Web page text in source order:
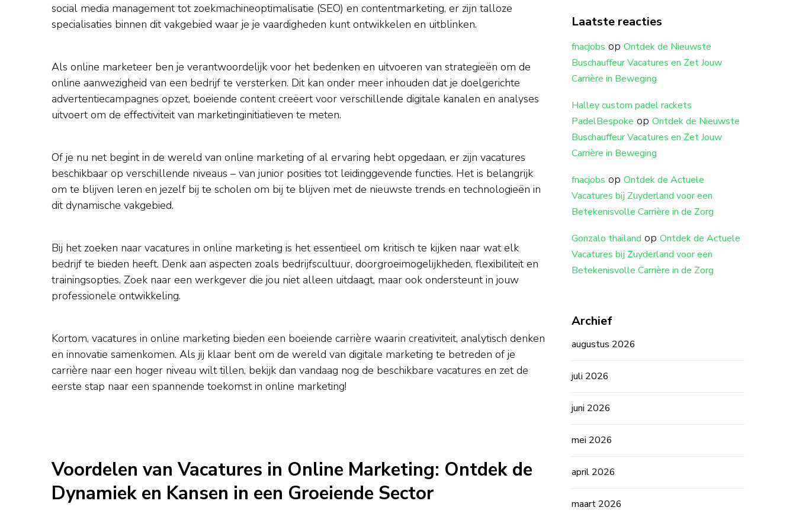
social media management tot zoekmachineoptimalisatie (SEO) en contentmarketing, er zijn talloze
specialisaties binnen dit vakgebied waar je je vaardigheden kunt ontwikkelen en uitblinken.
Als online marketeer ben je verantwoordelijk voor het bedenken en uitvoeren van strategieën om de
online aanwezigheid van een bedrijf te versterken. Dit kan onder meer inhouden dat je doelgerichte
advertentiecampagnes opzet, boeiende content creëert voor verschillende digitale kanalen en analyses
uitvoert om de effectiviteit van marketinginitiatieven te meten.
Of je nu net begint in de wereld van online marketing of al ervaring hebt opgedaan, er zijn vacatures
beschikbaar op verschillende niveaus – van junior posities tot leidinggevende functies. Het is belangrijk
om te blijven leren en jezelf bij te scholen om bij te blijven met de nieuwste trends en technologieën in
dit dynamische vakgebied.
Bij het zoeken naar vacatures in online marketing is het essentieel om kritisch te kijken naar wat elk
bedrijf te bieden heeft. Denk aan aspecten zoals bedrijfscultuur, doorgroeimogelijkheden, flexibiliteit en
trainingsopties. Zoek naar een werkgever die jou niet alleen uitdaagt, maar ook ondersteunt in jouw
professionele ontwikkeling.
Kortom, vacatures in online marketing bieden een boeiende carrière waarin creativiteit, analytisch denken
en innovatie samenkomen. Als jij klaar bent om de wereld van digitale marketing te betreden of je
carrière naar een hoger niveau wilt tillen, bekijk dan vandaag nog de beschikbare vacatures en zet de
eerste stap naar een spannende toekomst in online marketing!
Voordelen van Vacatures in Online Marketing: Ontdek de
Dynamiek en Kansen in een Groeiende Sector
Laatste reacties
fnacjobs op Ontdek de Nieuwste
Buschauffeur Vacatures en Zet Jouw
Carrière in Beweging
Halley custom padel rackets
PadelBespoke op Ontdek de Nieuwste
Buschauffeur Vacatures en Zet Jouw
Carrière in Beweging
fnacjobs op Ontdek de Actuele
Vacatures bij Zuyderland voor een
Betekenisvolle Carrière in de Zorg
Gonzalo thailand op Ontdek de Actuele
Vacatures bij Zuyderland voor een
Betekenisvolle Carrière in de Zorg
Archief
augustus 2026
juli 2026
juni 2026
mei 2026
april 2026
maart 2026